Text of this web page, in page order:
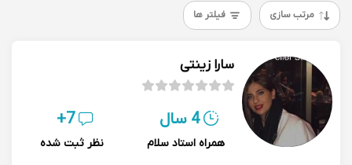
مرتب سازی فیلتر ها
سارا زینتی
4 سال
همراه استاد سلام
7+
نظر ثبت شده